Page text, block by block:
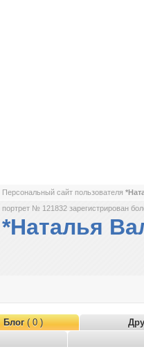
Персональный сайт пользователя
портрет № 121832 зарегистрирован
*Наталья
Блог( 0 )